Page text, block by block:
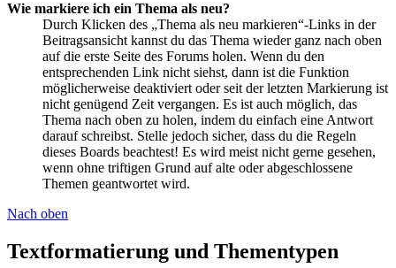
Wie markiere ich ein Thema als neu?
Durch Klicken des „Thema als neu markieren“-Links in der
Beitragsansicht kannst du das Thema wieder ganz nach oben
auf die erste Seite des Forums holen. Wenn du den
entsprechenden Link nicht siehst, dann ist die Funktion
möglicherweise deaktiviert oder seit der letzten Markierung ist
nicht genügend Zeit vergangen. Es ist auch möglich, das
Thema nach oben zu holen, indem du einfach eine Antwort
darauf schreibst. Stelle jedoch sicher, dass du die Regeln
dieses Boards beachtest! Es wird meist nicht gerne gesehen,
wenn ohne triftigen Grund auf alte oder abgeschlossene
Themen geantwortet wird.
Nach oben
Textformatierung und Thementypen